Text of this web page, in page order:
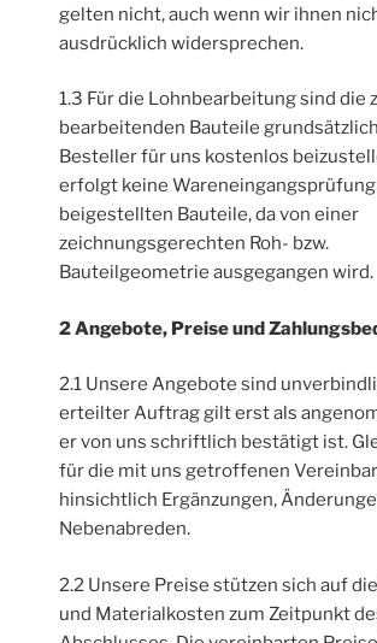
gelten nicht, auch wenn wir ihnen
ausdrücklich widersprechen.
1.3 Für die Lohnbearbeitung sind die
bearbeitenden Bauteile
Besteller für uns kostenlos
erfolgt keine
beigestellten Bauteile, da von einer
zeichnungsgerechten Roh- bzw.
Bauteilgeometrie ausgegangen wird.
2 Angebote, Preise und
2.1 Unsere Angebote sind
erteilter Auftrag gilt erst als
er von uns schriftlich bestätigt ist.
für die mit uns getroffenen
hinsichtlich Ergänzungen,
Nebenabreden.
2.2 Unsere Preise stützen sich auf
und Materialkosten zum Zeitpunkt